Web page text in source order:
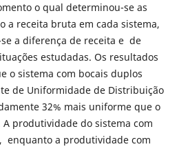
o qual determinou-se as
a receita bruta em cada sistema,
a diferença de receita e de
estudadas. Os resultados
o sistema com bocais duplos
de Uniformidade de Distribuição
32% mais uniforme que o
produtividade do sistema com
enquanto a produtividade com